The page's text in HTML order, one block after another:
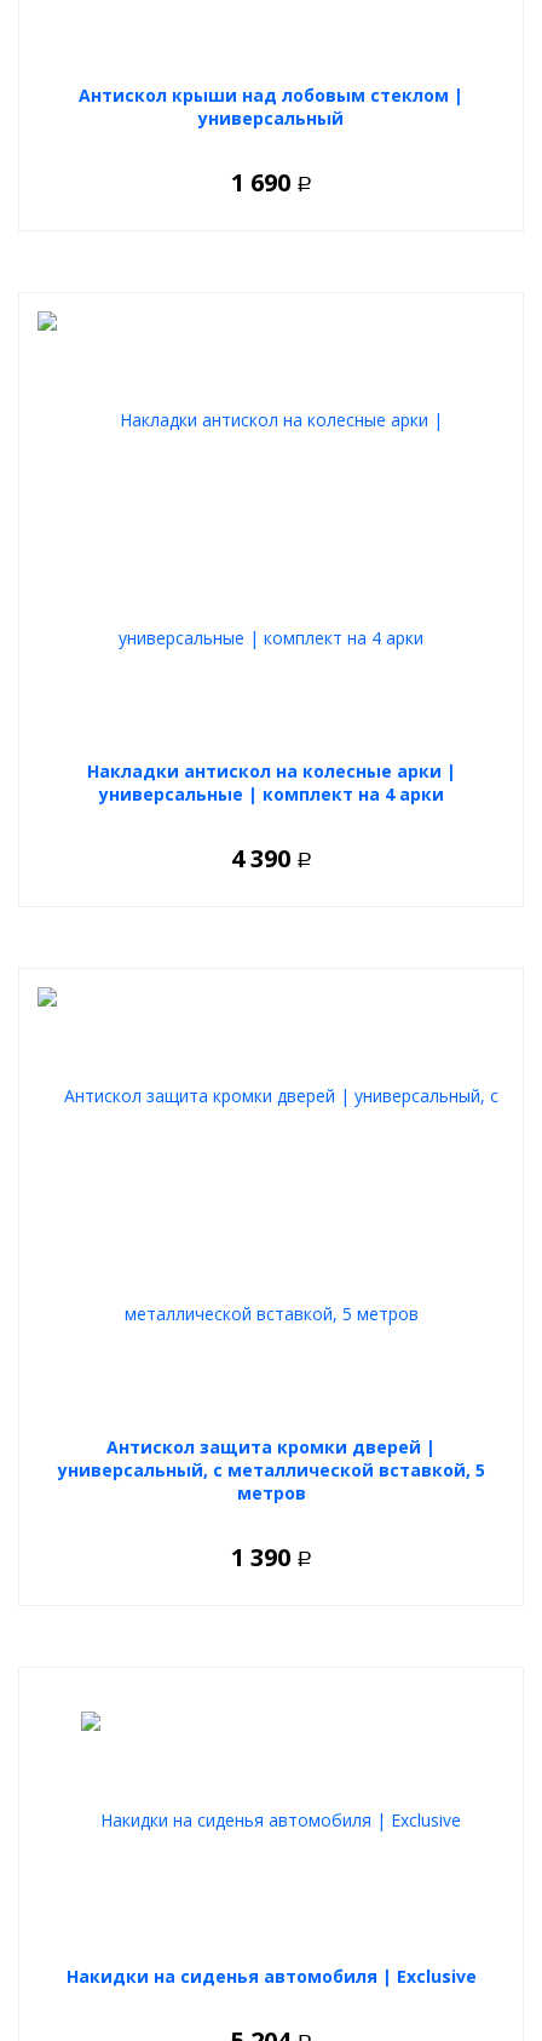
Антискол крыши над лобовым стеклом |
универсальный
1 690 Р
Накладки антискол на колесные арки |
универсальные | комплект на 4 арки
4 390 Р
Антискол защита кромки дверей |
универсальный, с металлической вставкой, 5
метров
1 390 Р
Накидки на сиденья автомобиля | Exclusive